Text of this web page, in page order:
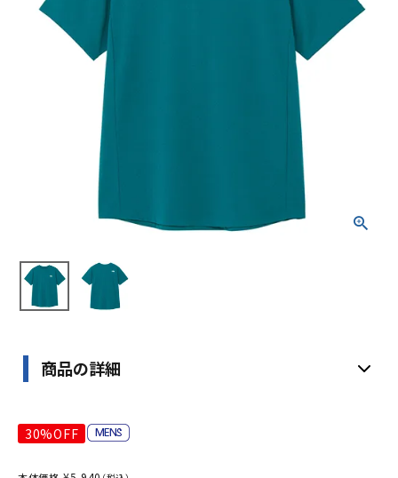
INFORMATIOM
プライバシーポリシー
商品の詳細
30%OFF